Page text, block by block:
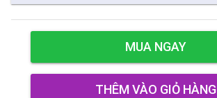
MUA NGAY
THÊM VÀO GIỎ HÀNG